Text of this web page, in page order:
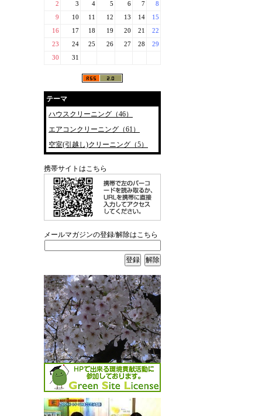
2 3 4 5 6 7 8
9 10 11 12 13 14 15
16 17 18 19 20 21 22
23 24 25 26 27 28 29
30 31
テーマ
ハウスクリーニング（46）
エアコンクリーニング（61）
空室(引越し)クリーニング（5）
携帯サイトはこちら
メールマガジンの登録/解除はこちら